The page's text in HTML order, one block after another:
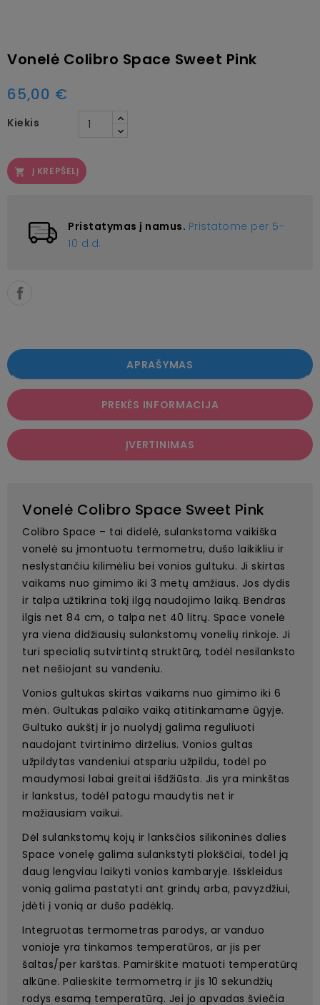
Vonelė Colibro Space Sweet Pink
65,00 €
Kiekis
 Į KREPŠELĮ
Pristatymas į namus. Pristatome per 5-
10 d.d.
APRAŠYMAS
PREKĖS INFORMACIJA
ĮVERTINIMAS
Vonelė Colibro Space Sweet Pink
Colibro Space – tai didelė, sulankstoma vaikiška
vonelė su įmontuotu termometru, dušo laikikliu ir
neslystančiu kilimėliu bei vonios gultuku. Ji skirtas
vaikams nuo gimimo iki 3 metų amžiaus. Jos dydis
ir talpa užtikrina tokį ilgą naudojimo laiką. Bendras
ilgis net 84 cm, o talpa net 40 litrų. Space vonelė
yra viena didžiausių sulankstomų vonelių rinkoje. Ji
turi specialią sutvirtintą struktūrą, todėl nesilanksto
net nešiojant su vandeniu.
Vonios gultukas skirtas vaikams nuo gimimo iki 6
mėn. Gultukas palaiko vaiką atitinkamame ūgyje.
Gultuko aukštį ir jo nuolydį galima reguliuoti
naudojant tvirtinimo dirželius. Vonios gultas
užpildytas vandeniui atspariu užpildu, todėl po
maudymosi labai greitai išdžiūsta. Jis yra minkštas
ir lankstus, todėl patogu maudytis net ir
mažiausiam vaikui.
Dėl sulankstomų kojų ir lanksčios silikoninės dalies
Space vonelę galima sulankstyti plokščiai, todėl ją
daug lengviau laikyti vonios kambaryje. Išskleidus
vonią galima pastatyti ant grindų arba, pavyzdžiui,
įdėti į vonią ar dušo padėklą.
Integruotas termometras parodys, ar vanduo
vonioje yra tinkamos temperatūros, ar jis per
šaltas/per karštas. Pamirškite matuoti temperatūrą
alkūne. Palieskite termometrą ir jis 10 sekundžių
rodys esamą temperatūrą. Jei jo apvadas šviečia